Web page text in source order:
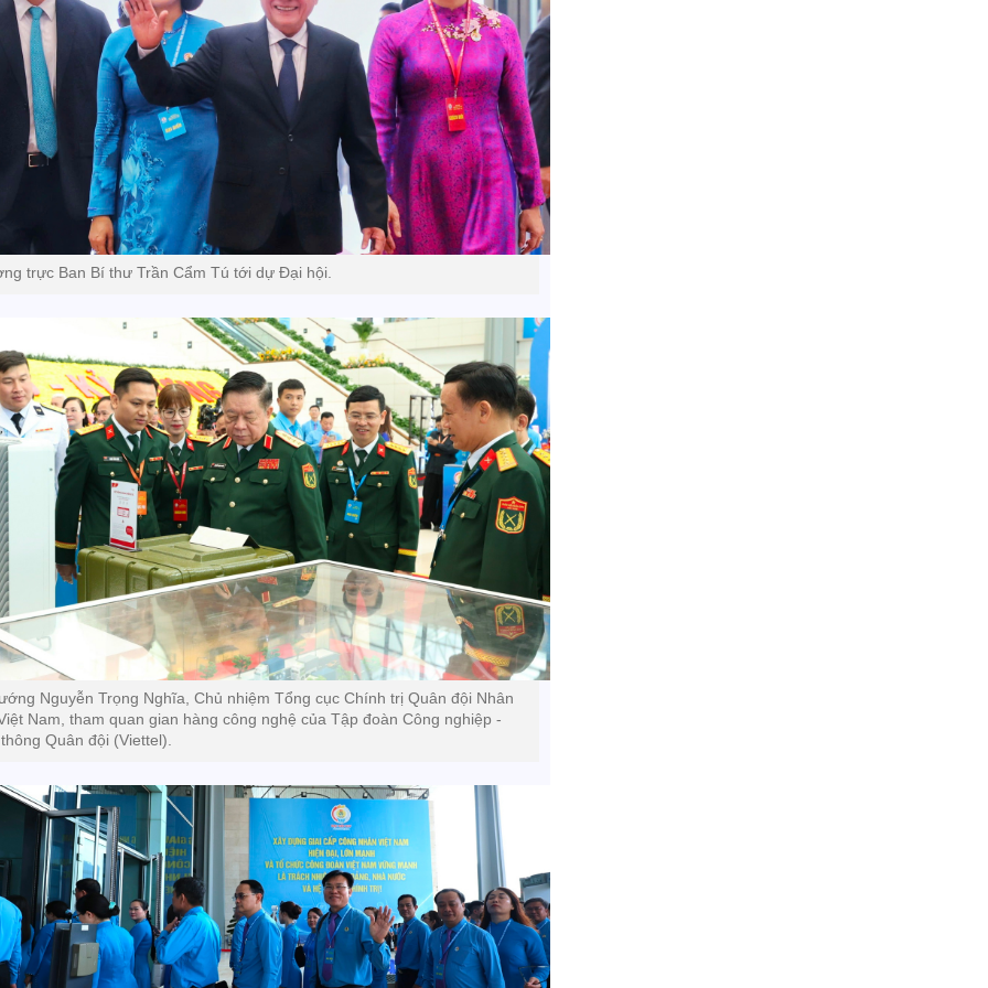
trực Ban Bí thư Trần Cẩm Tú tới dự Đại hội.
Nguyễn Trọng Nghĩa, Chủ nhiệm Tổng cục Chính trị Quân đội Nhân
Nam, tham quan gian hàng công nghệ của Tập đoàn Công nghiệp -
Quân đội (Viettel).